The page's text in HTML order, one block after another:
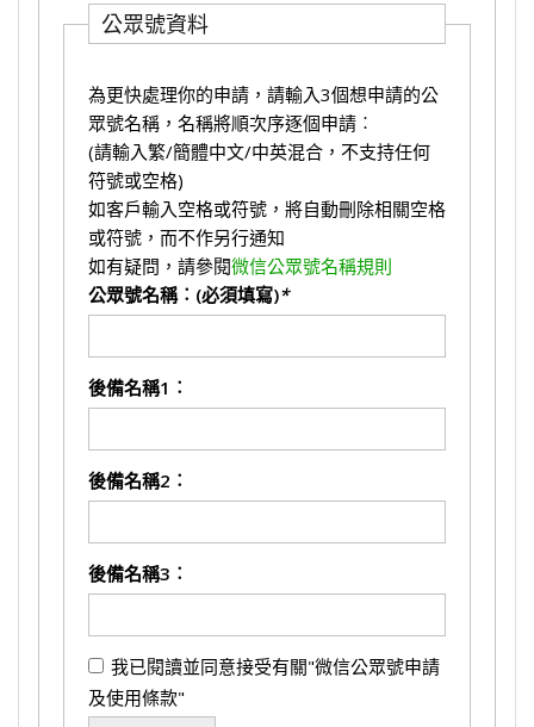
公眾號資料
為更快處理你的申請，請輸入3個想申請的公
眾號名稱，名稱將順次序逐個申請︰
(請輸入繁/簡體中文/中英混合，不支持任何
符號或空格)
如客戶輸入空格或符號，將自動刪除相關空格
或符號，而不作另行通知
如有疑問，請參閱微信公眾號名稱規則
公眾號名稱︰(必須填寫)*
後備名稱1︰
後備名稱2︰
後備名稱3︰
我已閱讀並同意接受有關"微信公眾號申請
及使用條款"